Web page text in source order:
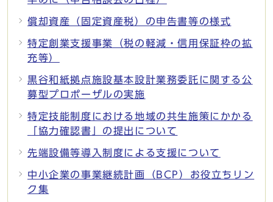
償却資産（固定資産税）の申告書等の様式
特定創業支援事業（税の軽減・信用保証枠の拡
充等）
黒谷和紙拠点施設基本設計業務委託に関する公
募型プロポーザルの実施
特定技能制度における地域の共生施策にかかる
「協力確認書」の提出について
先端設備等導入制度による支援について
中小企業の事業継続計画（BCP）お役立ちリン
ク集